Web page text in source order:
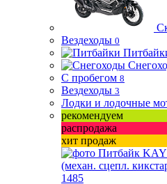
Вездеходы 0
С пробегом 8
Вездеходы 3
Лодки и лодочные
рекомендуем
распродажа
хит продаж